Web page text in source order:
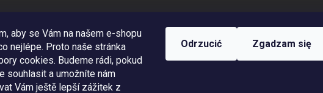
aby se Vám na našem e-shopu
nejlépe. Proto naše stránka
cookies. Budeme rádi, pokud
souhlasit a umožníte nám
Vám ještě lepší zážitek z
Odrzucić Zgadzam się
Využíváme Adulto